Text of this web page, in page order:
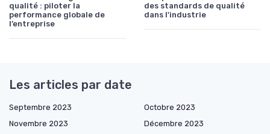
qualité : piloter la
performance globale de
l’entreprise
des standards de qualité
dans l'industrie
Les articles par date
Septembre 2023
Octobre 2023
Novembre 2023
Décembre 2023